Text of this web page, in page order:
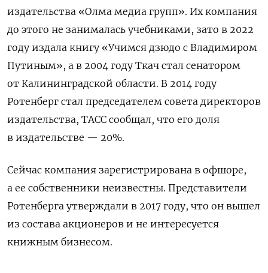
издательства «Олма медиа групп». Их компания
до этого не занималась учебниками, зато в 2022
году издала книгу «Учимся дзюдо с Владимиром
Путиным», а в 2004 году Ткач стал сенатором
от Калининградской области. В 2014 году
Ротенберг стал председателем совета директоров
издательства, ТАСС сообщал, что его доля
в издательстве — 20%.
Сейчас компания зарегистрирована в офшоре,
а ее собственники неизвестны. Представители
Ротенберга утверждали в 2017 году, что он вышел
из состава акционеров и не интересуется
книжным бизнесом.